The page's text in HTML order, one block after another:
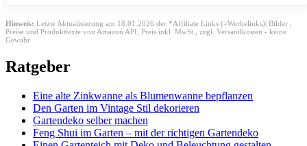
Hinweis: Letzte Aktualisierung am 18.01.2026 der *Affiliate Links (=Werbelinks)| Bilder ,
Preise und Produkttexte von Amazon API, Preis inkl. MwSt., zzgl. Versandkosten - keine
Gewähr
Ratgeber
Eine alte Zinkwanne als Blumenwanne bepflanzen
Den Garten im Vintage Stil dekorieren
Gartendeko selber machen
Feng Shui im Garten – mit der richtigen Gartendeko